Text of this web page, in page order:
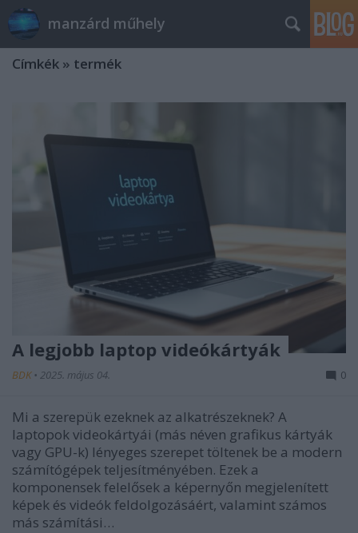
manzárd műhely
Címkék » termék
A legjobb laptop videókártyák
BDK • 2025. május 04. 0
Mi a szerepük ezeknek az alkatrészeknek? A
laptopok videokártyái (más néven grafikus kártyák
vagy GPU-k) lényeges szerepet töltenek be a modern
számítógépek teljesítményében. Ezek a
komponensek felelősek a képernyőn megjelenített
képek és videók feldolgozásáért, valamint számos
más számítási…